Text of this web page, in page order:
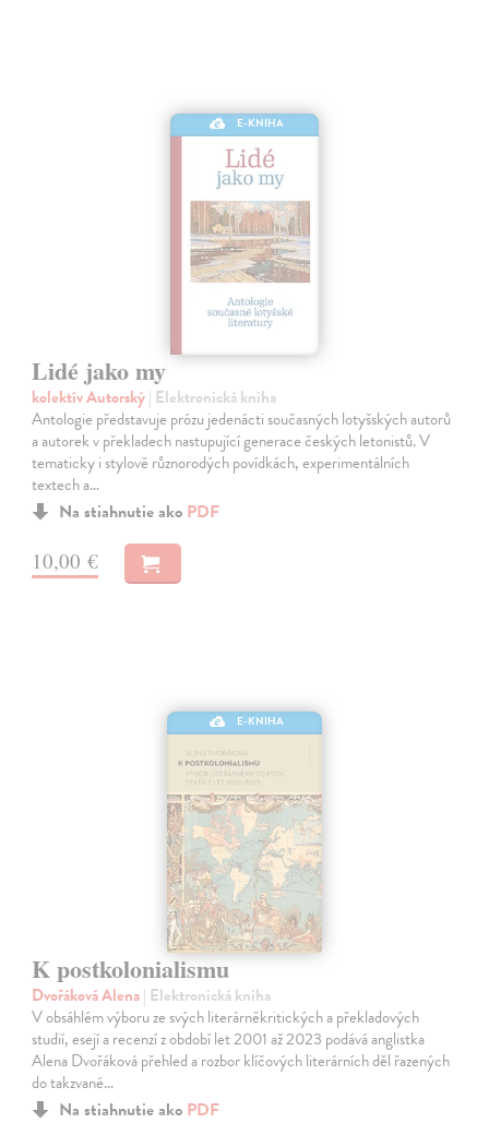
E-KNIHA
Lidé jako my
kolektív Autorský| Elektronická kniha
Antologie představuje prózu jedenácti současných lotyšských autorů
a autorek v překladech nastupující generace českých letonistů. V
tematicky i stylově různorodých povídkách, experimentálních
textech a…
Na stiahnutie ako PDF
10,00 €
E-KNIHA
K postkolonialismu
Dvořáková Alena| Elektronická kniha
V obsáhlém výboru ze svých literárněkritických a překladových
studií, esejí a recenzí z období let 2001 až 2023 podává anglistka
Alena Dvořáková přehled a rozbor klíčových literárních děl řazených
do takzvané…
Na stiahnutie ako PDF